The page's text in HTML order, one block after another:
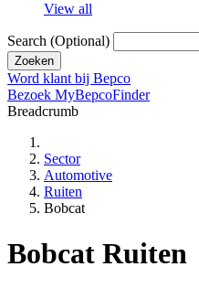
View all
Search (Optional)
Word klant bij Bepco
Bezoek MyBepcoFinder
Breadcrumb
Sector
Automotive
Ruiten
Bobcat
Bobcat Ruiten